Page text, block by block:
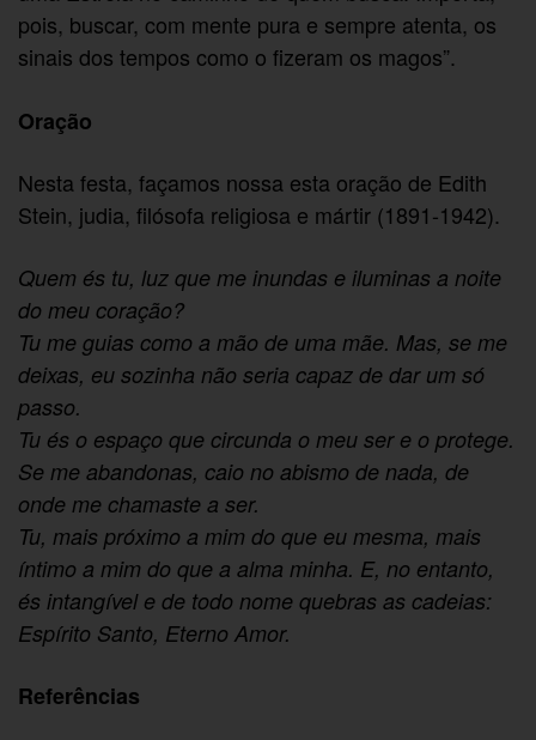
pois, buscar, com mente pura e sempre atenta, os
sinais dos tempos como o fizeram os magos”.
Oração
Nesta festa, façamos nossa esta oração de Edith
Stein, judia, filósofa religiosa e mártir (1891-1942).
Quem és tu, luz que me inundas e iluminas a noite
do meu coração?
Tu me guias como a mão de uma mãe. Mas, se me
deixas, eu sozinha não seria capaz de dar um só
passo.
Tu és o espaço que circunda o meu ser e o protege.
Se me abandonas, caio no abismo de nada, de
onde me chamaste a ser.
Tu, mais próximo a mim do que eu mesma, mais
íntimo a mim do que a alma minha. E, no entanto,
és intangível e de todo nome quebras as cadeias:
Espírito Santo, Eterno Amor.
Referências